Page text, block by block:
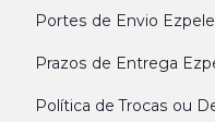
Portes de Envio
Prazos de Entrega
Política de Trocas ou